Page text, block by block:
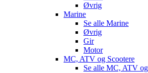
Øvrig
Marine
Se alle Marine
Øvrig
Gir
Motor
MC, ATV og Scootere
Se alle MC, ATV